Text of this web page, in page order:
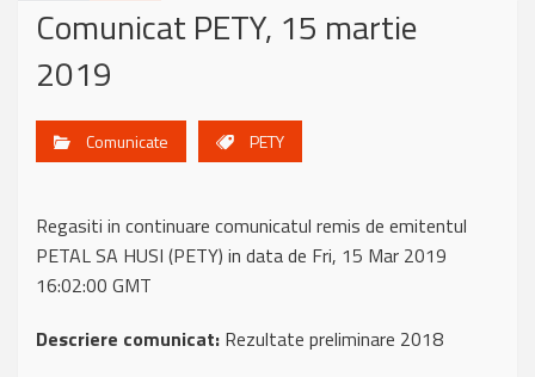
Comunicat PETY, 15 martie
2019
Comunicate PETY
Regasiti in continuare comunicatul remis de emitentul
PETAL SA HUSI (PETY) in data de Fri, 15 Mar 2019
16:02:00 GMT
Descriere comunicat: Rezultate preliminare 2018